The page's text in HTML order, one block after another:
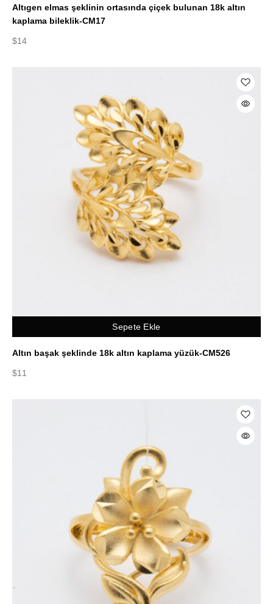
Altıgen elmas şeklinin ortasında çiçek bulunan 18k altın
kaplama bileklik-CM17
$14
Sepete Ekle
Altın başak şeklinde 18k altın kaplama yüzük-CM526
$11